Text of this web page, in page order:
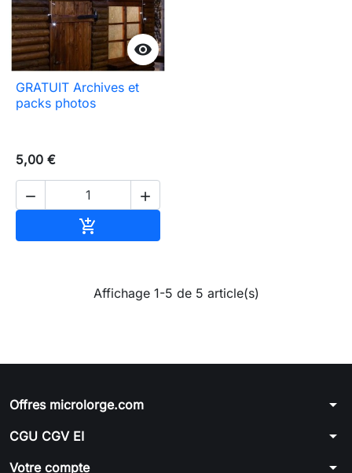

GRATUIT Archives et
packs photos
5,00 €
 

Affichage 1-5 de 5 article(s)
Offres microlorge.com arrow_drop_down
CGU CGV EI arrow_drop_down
Votre compte arrow_drop_down